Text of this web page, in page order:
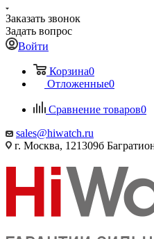
Заказать звонок
Задать вопрос
Войти
Корзина0
Отложенные0
Сравнение товаров0
sales@hiwatch.ru
г. Москва, 121309б